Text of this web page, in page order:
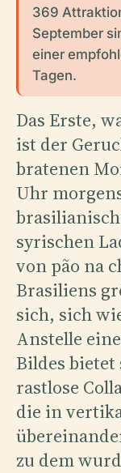
369
September
einer
Tagen.
Das Erste,
ist der
bratenen
Uhr
syrischen
von pão na
Brasiliens
sich, sich
Anstelle
Bildes
rastlose
die in
zu dem